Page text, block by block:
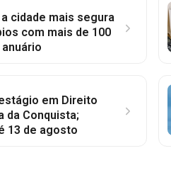
cidade mais segura
com mais de 100
em Direito
da Conquista;
13 de agosto